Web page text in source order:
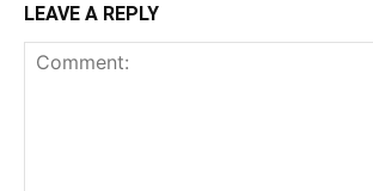
LEAVE A REPLY